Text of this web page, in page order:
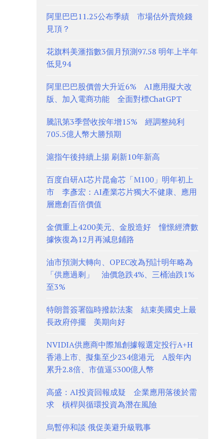
阿里巴巴11.25公布季績 市場估外賣燒錢
見頂？
花旗料美滙指數3個月預測97.58 明年上半年
低見94
阿里巴巴股價曾大升近6% AI應用擬大改
版、加入電商功能 全面對標ChatGPT
騰訊第3季營收按年增15% 經調整純利
705.5億人幣大勝預期
滬指午後持續上揚 刷新10年新高
百度自研AI芯片昆侖芯「M100」明年初上
市 李彥宏：AI產業芯片獨大不健康、應用
層應創百倍價值
金價重上4200美元、金股造好 憧憬經濟數
據恢復為12月再減息鋪路
油市預測大轉向、OPEC改為預計明年略為
「供應過剩」 油價急跌4%、三桶油跌1%
至3%
特朗普簽署臨時撥款法案 結束美國史上最
長政府停擺 美期向好
NVIDIA供應商中際旭創據報選定投行A+H
香港上市、擬集至少234億港元 A股年內
累升2.8倍、市值逼5300億人幣
高盛：AI投資回報成疑 企業應用落後於需
求 槓桿與循環投資為潛在風險
烏暫停和談 俄促美避升級戰事